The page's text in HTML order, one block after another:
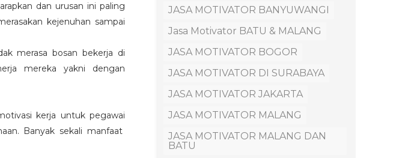
dan urusan ini paling
kejenuhan sampai
merasa bosan bekerja di
mereka yakni dengan
kerja untuk pegawai
Banyak sekali manfaat
JASA MOTIVATOR BANYUWANGI
Jasa Motivator BATU & MALANG
JASA MOTIVATOR BOGOR
JASA MOTIVATOR DI SURABAYA
JASA MOTIVATOR JAKARTA
JASA MOTIVATOR MALANG
JASA MOTIVATOR MALANG DAN
BATU